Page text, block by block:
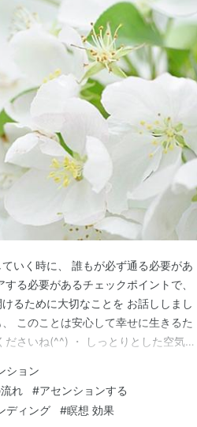
いく時に、 誰もが必ず通る必要があ
る必要があるチェックポイントで、
るために大切なことを お話ししまし
このことは安心して幸せに生きるた
さいね(^^) ・ しっとりとした空気が
に色付いているような、 桜の花びら
ション
れ #アセンションする
ィング #瞑想 効果